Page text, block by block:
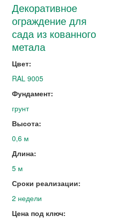
Декоративное
ограждение для
сада из кованного
метала
Цвет:
RAL 9005
Фундамент:
грунт
Высота:
0,6 м
Длина:
5 м
Сроки реализации:
2 недели
Цена под ключ: